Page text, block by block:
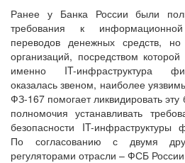
Ранее у Банка России были
требования к
переводов денежных средств,
организаций, посредством
именно IT-инфраструктура
оказалась звеном, наиболее
ФЗ-167 помогает ликвидировать
полномочия устанавливать
безопасности IT-инфраструктуры
По согласованию с двумя
регуляторами отрасли – ФСБ